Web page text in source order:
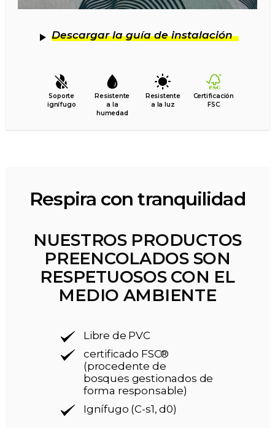
Descargar la guía de instalación
Soporte
ignífugo
Resistente
a la
humedad
Resistente
a la luz
Certificación
FSC
Respira con tranquilidad
NUESTROS PRODUCTOS
PREENCOLADOS SON
RESPETUOSOS CON EL
MEDIO AMBIENTE
Libre de PVC
certificado FSC®
(procedente de
bosques gestionados de
forma responsable)
Ignífugo (C-s1, d0)